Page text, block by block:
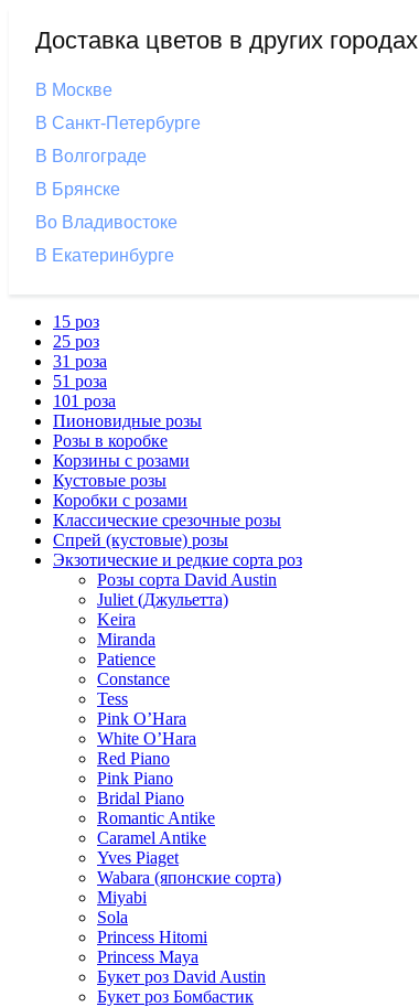
Доставка цветов в других городах
В Москве
В Санкт-Петербурге
В Волгограде
В Брянске
Во Владивостоке
В Екатеринбурге
15 роз
25 роз
31 роза
51 роза
101 роза
Пионовидные розы
Розы в коробке
Корзины с розами
Кустовые розы
Коробки с розами
Классические срезочные розы
Спрей (кустовые) розы
Экзотические и редкие сорта роз
Розы сорта David Austin
Juliet (Джульетта)
Keira
Miranda
Patience
Constance
Tess
Pink O’Hara
White O’Hara
Red Piano
Pink Piano
Bridal Piano
Romantic Antike
Caramel Antike
Yves Piaget
Wabara (японские сорта)
Miyabi
Sola
Princess Hitomi
Princess Maya
Букет роз David Austin
Букет роз Бомбастик